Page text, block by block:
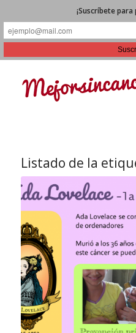
Listado de la
¡Suscríbete